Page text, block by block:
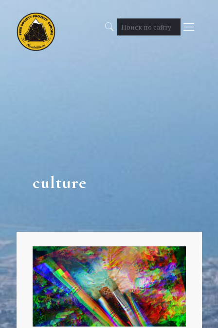
culture